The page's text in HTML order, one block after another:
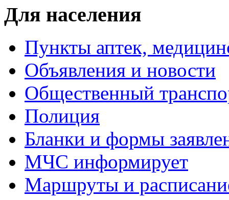
Для населения
Пункты аптек,
Объявления и новости
Общественный
Полиция
Бланки и формы
МЧС информирует
Маршруты и